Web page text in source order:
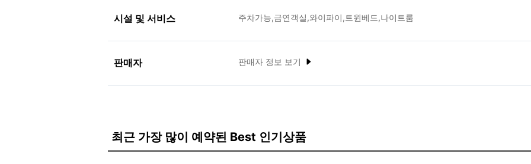
시설 및 서비스 주차가능,금연객실,와이파이,트윈베드,나이트룸
판매자 판매자 정보 보기
최근 가장 많이 예약된 Best 인기상품